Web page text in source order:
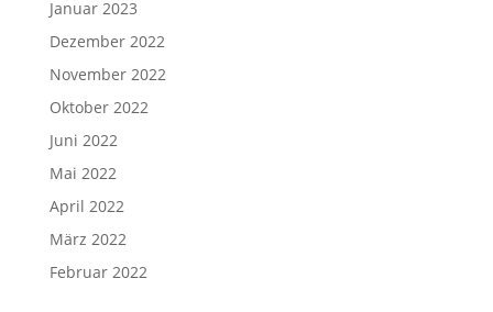
Januar 2023
Dezember 2022
November 2022
Oktober 2022
Juni 2022
Mai 2022
April 2022
März 2022
Februar 2022